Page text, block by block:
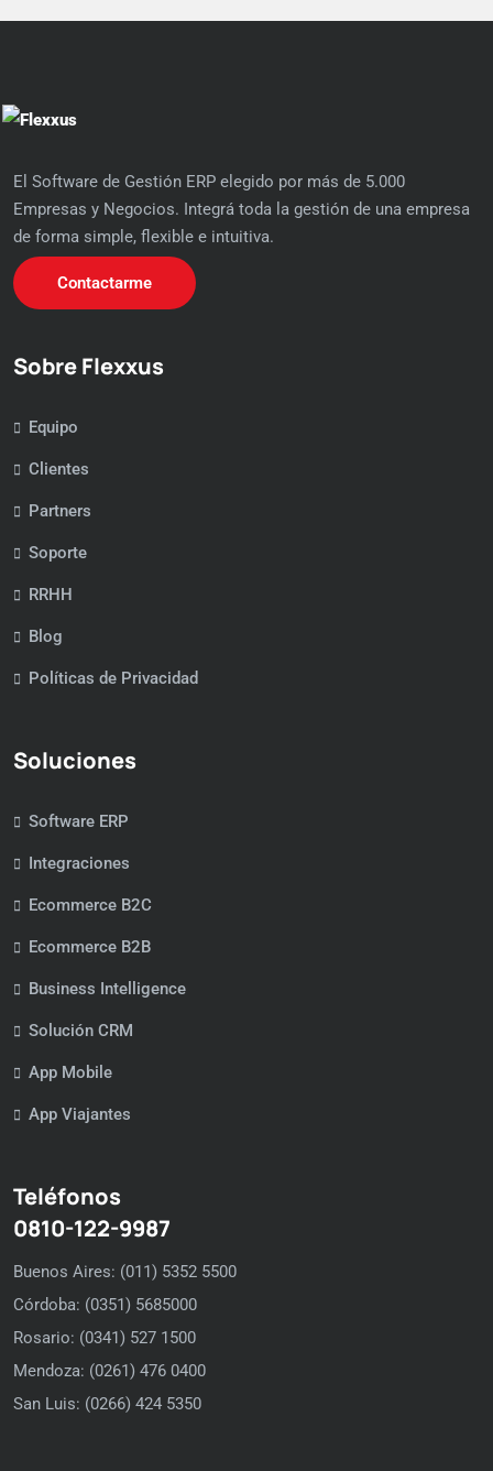
El Software de Gestión ERP elegido por más de 5.000
Empresas y Negocios. Integrá toda la gestión de una empresa
de forma simple, flexible e intuitiva.
Contactarme
Sobre Flexxus
Equipo
Clientes
Partners
Soporte
RRHH
Blog
Políticas de Privacidad
Soluciones
Software ERP
Integraciones
Ecommerce B2C
Ecommerce B2B
Business Intelligence
Solución CRM
App Mobile
App Viajantes
Teléfonos
0810-122-9987
Buenos Aires: (011) 5352 5500
Córdoba: (0351) 5685000
Rosario: (0341) 527 1500
Mendoza: (0261) 476 0400
San Luis: (0266) 424 5350